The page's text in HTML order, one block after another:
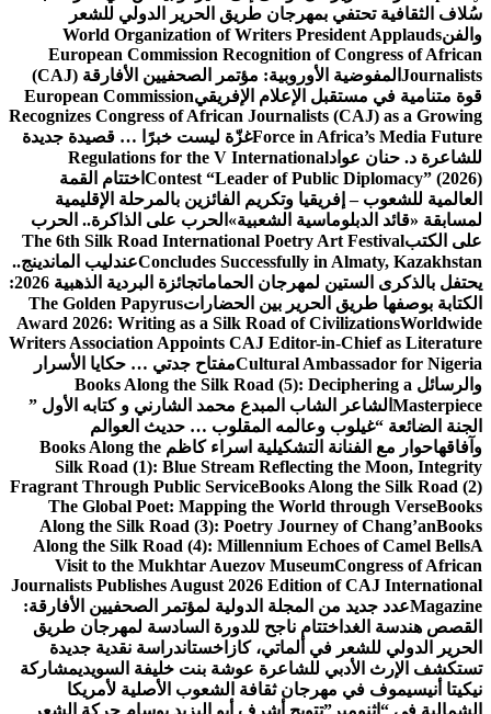
للشعر
World
المفوضية الأوروبية: مؤتمر الصحفيين الأفارقة (CAJ)
European
Recognizes
جديدة
القمة
الحرب
The 6th Silk
الماندينج..
جائزة البردية الذهبية 2026:
The Golden
Award 2026:
Writers
الأسرار
الأول ”
Books
Silk
Fragrant
The
Along the
Along the
Visit to
Journalists
الأفارقة:
طريق
جديدة
مشاركة